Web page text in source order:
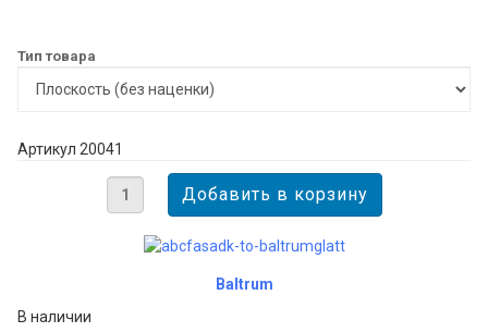
Тип товара
Артикул 20041
Baltrum
В наличии